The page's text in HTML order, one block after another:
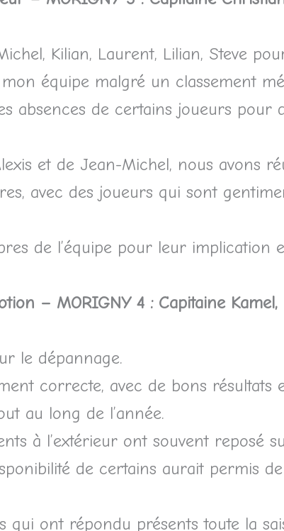
Kilian, Laurent, Lilian, Steve
équipe malgré un classement
absences de certains joueurs pour
et de Jean-Michel, nous avons
avec des joueurs qui sont
de l’équipe pour leur implication
– MORIGNY 4 : Capitaine Kamel,
le dépannage.
correcte, avec de bons résultats
au long de l’année.
à l’extérieur ont souvent reposé
de certains aurait permis
qui ont répondu présents toute la